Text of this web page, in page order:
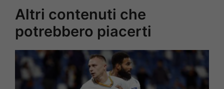
Altri contenuti che
potrebbero piacerti